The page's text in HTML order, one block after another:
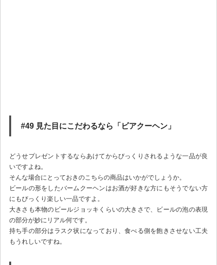
#49 見た目にこだわるなら「ビアクーヘン」
どうせプレゼントするならあけてからびっくりされるような一品が良
いですよね。
そんな場合にとっておきのこちらの商品はいかがでしょうか。
ビールの形をしたバームクーヘンはお酒が好きな方にもそうでない方
にもびっくり楽しい一品ですよ。
大きさも本物のビールジョッキくらいの大きさで、ビールの泡の表現
の部分が妙にリアル何です。
持ち手の部分はラスク状になっており、食べる側を飽きさせない工夫
もうれしいですね。